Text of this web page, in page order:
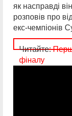
як насправді
розповів про
екс-чемпіонів
Читайте:
фіналу